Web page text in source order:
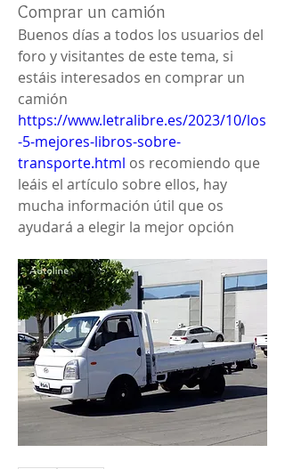
Comprar un camión
Buenos días a todos los usuarios del
foro y visitantes de este tema, si
estáis interesados en comprar un
https://www.letralibre.es/2023/10/los
-5-mejores-libros-sobre-
transporte.html os recomiendo que
leáis el artículo sobre ellos, hay
mucha información útil que os
ayudará a elegir la mejor opción